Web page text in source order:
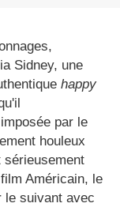
Sidney, une
happy
par le
houleux
Américain, le
le suivant avec